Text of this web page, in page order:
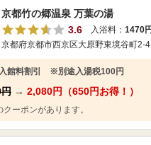
京都竹の郷温泉 万葉の湯
3.6
入浴料： 1470
京都府京都市西京区大原野東境谷町2-4
入館料割引 ※別途入湯税100円
→ 2,080円（650円お得！）
ーポンがあります。